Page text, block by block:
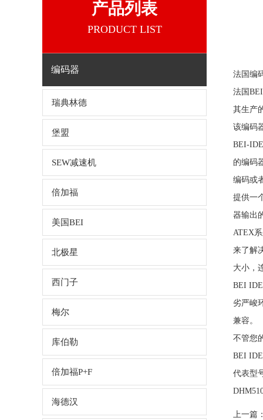
产品列表
PRODUCT LIST
编码器
瑞典林德
堡盟
SEW减速机
倍加福
美国BEI
北极星
西门子
梅尔
库伯勒
倍加福P+F
海德汉
法国编
法国
其生产
该编码
BEI-
的编码
编码或
提供一
器输出
ATEX
来了解
大小，
BEI
劣严峻
兼容。
不管您
BEI
代表型
上一篇